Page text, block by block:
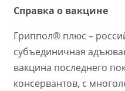
Справка о вакцине
Гриппол® плюс –
субъединичная
вакцина последнего
консервантов, с